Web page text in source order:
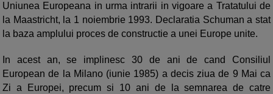
Uniunea Europeana in urma intrarii in vigoare a Tratatului de
la Maastricht, la 1 noiembrie 1993. Declaratia Schuman a stat
la baza amplului proces de constructie a unei Europe unite.
In acest an, se implinesc 30 de ani de cand Consiliul
European de la Milano (iunie 1985) a decis ziua de 9 Mai ca
Zi a Europei, precum si 10 ani de la semnarea de catre